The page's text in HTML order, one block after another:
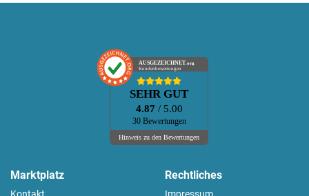
AUSGEZEICHNET.org
Kundenbewertungen
SEHR GUT
4.87 / 5.00
30 Bewertungen
Hinweis zu den Bewertungen
Marktplatz Rechtliches